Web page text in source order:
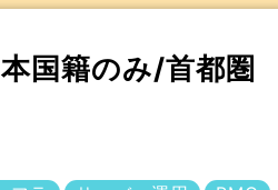
国籍のみ/首都圏